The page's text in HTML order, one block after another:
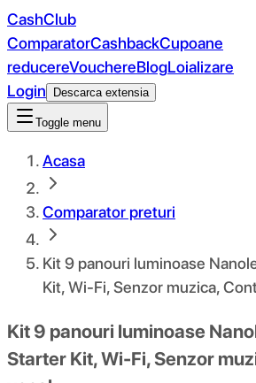
CashClub
ComparatorCashbackCupoane
reducereVouchereBlogLoializare
Login
Descarca extensia
Toggle menu
Acasa
Comparator preturi
Kit 9 panouri luminoase
Kit, Wi-Fi, Senzor muzica,
Kit 9 panouri luminoase
Starter Kit, Wi-Fi, Senzor